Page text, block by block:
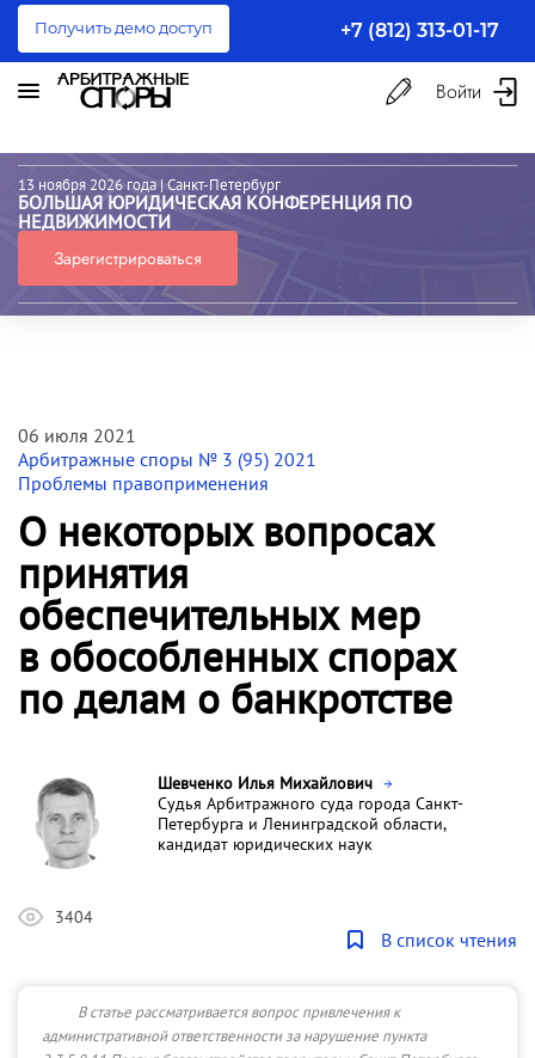
Получить демо доступ +7 (812) 313-01-17
Войти
13 ноября 2026 года | Санкт-Петербург
БОЛЬШАЯ ЮРИДИЧЕСКАЯ КОНФЕРЕНЦИЯ ПО
НЕДВИЖИМОСТИ
Зарегистрироваться
06 июля 2021
Арбитражные споры № 3 (95) 2021
Проблемы правоприменения
О некоторых вопросах
принятия
обеспечительных мер
в обособленных спорах
по делам о банкротстве
Шевченко Илья Михайлович
Судья Арбитражного суда города Санкт-
Петербурга и Ленинградской области,
кандидат юридических наук
3404
В список чтения
В статье рассматривается вопрос привлечения к
административной ответственности за нарушение пункта